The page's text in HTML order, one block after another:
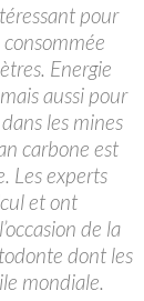
pour
Energie
aussi pour
les mines
carbone est
Les experts
et ont
de la
dont les
mondiale.